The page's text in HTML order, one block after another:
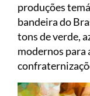
produções
bandeira do
tons de verde,
modernos para